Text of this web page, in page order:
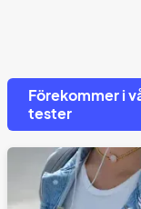
Förekommer i
tester